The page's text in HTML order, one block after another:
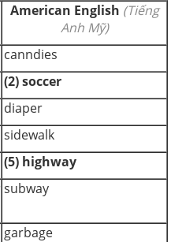
American English (Tiếng
Anh Mỹ)
canndies
(2)soccer
diaper
sidewalk
(5) highway
subway
garbage